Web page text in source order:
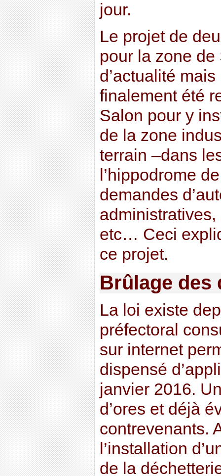
jour.
Le projet de
pour la zone
d’actualité
finalement été
Salon pour y
de la zone
terrain –dans
l’hippodrome
demandes
etc… Ceci
ce projet.
Brûlage des
La loi existe
préfectoral
sur internet
dispensé
janvier 2016.
d’ores et déjà
contrevenants.
l’installation
de la